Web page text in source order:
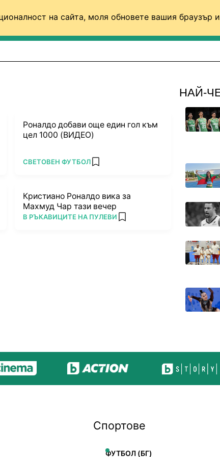
на сайта, моля обновете вашия браузър
Роналдо добави още един гол към
цел 1000 (ВИДЕО)
ПОВЕЧЕ ОТ
СВЕТОВЕН ФУТБОЛ add favorites
Кристиано Роналдо вика за
Махмуд Чар тази вечер
ПОВЕЧЕ ОТ
В РЪКАВИЦИТЕ НА ПУЛЕВИ add favorites
НАЙ-
Спортове
ФУТБОЛ (БГ)